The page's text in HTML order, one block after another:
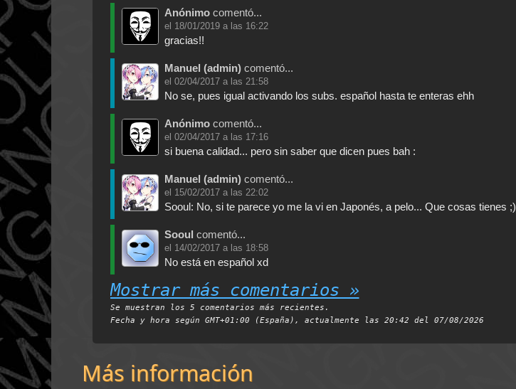
Anónimocomentó...
el 18/01/2019 a las 16:22
gracias!!
Manuel (admin)comentó...
el 02/04/2017 a las 21:58
No se, pues igual activando los subs. español hasta te enteras ehh
Anónimocomentó...
el 02/04/2017 a las 17:16
si buena calidad... pero sin saber que dicen pues bah :
Manuel (admin)comentó...
el 15/02/2017 a las 22:02
Sooul: No, si te parece yo me la vi en Japonés, a pelo... Que cosas tienes ;)
Sooul comentó...
el 14/02/2017 a las 18:58
No está en español xd
Mostrar más comentarios »
Se muestran los 5 comentarios más recientes.
Fecha y hora según GMT+01:00 (España) , actualmente las 20:42 del 07/08/2026
Más información